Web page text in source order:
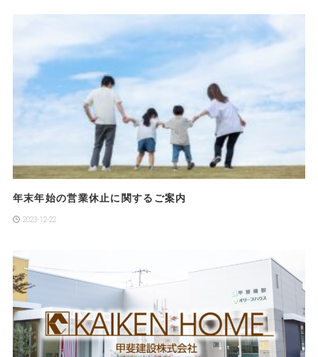
年末年始の営業休止に関するご案内
2023-12-22